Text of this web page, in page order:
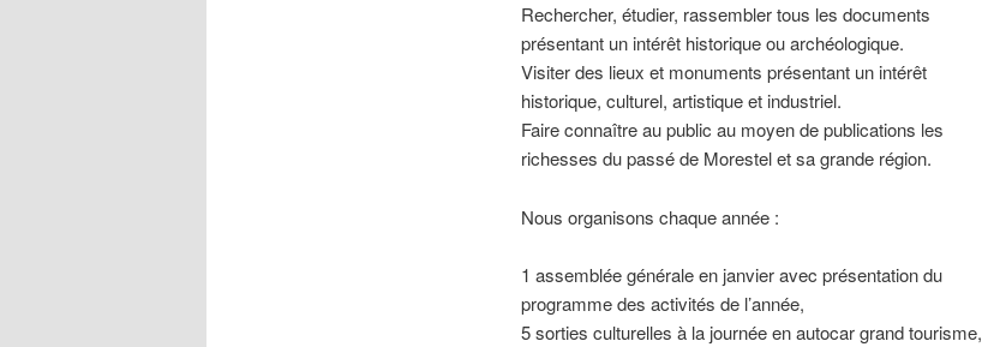
Rechercher, étudier, rassembler tous les documents
présentant un intérêt historique ou archéologique.
Visiter des lieux et monuments présentant un intérêt
historique, culturel, artistique et industriel.
Faire connaître au public au moyen de publications les
richesses du passé de Morestel et sa grande région.
Nous organisons chaque année :
1 assemblée générale en janvier avec présentation du
programme des activités de l’année,
5 sorties culturelles à la journée en autocar grand tourisme,